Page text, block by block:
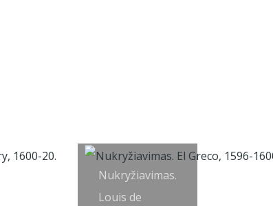
Nukryžiavimas.
Louis de